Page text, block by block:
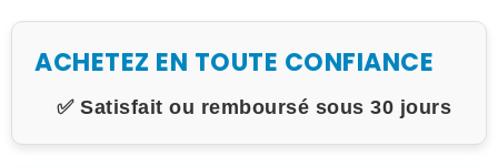
ACHETEZ EN TOUTE CONFIANCE
✅ Satisfait ou remboursé sous 30 jours